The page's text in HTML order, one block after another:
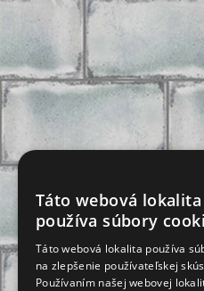
Táto webová lokalita
používa súbory
Táto webová lokalita používa
na zlepšenie používateľskej
Používaním našej webovej